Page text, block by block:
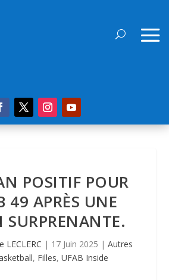
POSITIF POUR
49 APRÈS UNE
SURPRENANTE.
LECLERC | 17 Juin 2025 | Autres
, Filles, UFAB Inside